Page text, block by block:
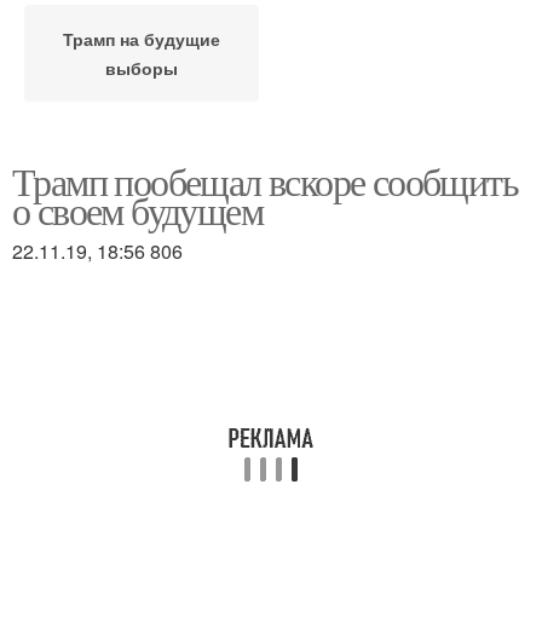
Трамп на будущие
выборы
Трамп пообещал вскоре сообщить
о своем будущем
22.11.19, 18:56 806